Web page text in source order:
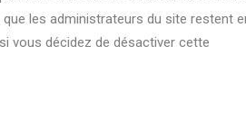
les administrateurs du site restent
vous décidez de désactiver cette